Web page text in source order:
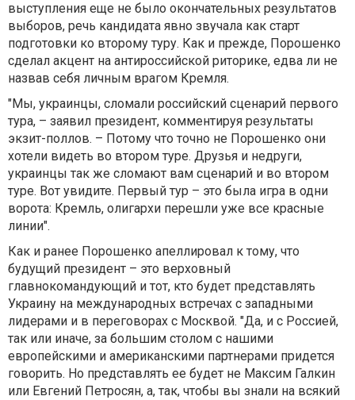
выступления еще не было окончательных результатов
выборов, речь кандидата явно звучала как старт
подготовки ко второму туру. Как и прежде, Порошенко
сделал акцент на антироссийской риторике, едва ли не
назвав себя личным врагом Кремля.
"Мы, украинцы, сломали российский сценарий первого
тура, – заявил президент, комментируя результаты
экзит-поллов. – Потому что точно не Порошенко они
хотели видеть во втором туре. Друзья и недруги,
украинцы так же сломают вам сценарий и во втором
туре. Вот увидите. Первый тур – это была игра в одни
ворота: Кремль, олигархи перешли уже все красные
линии".
Как и ранее Порошенко апеллировал к тому, что
будущий президент – это верховный
главнокомандующий и тот, кто будет представлять
Украину на международных встречах с западными
лидерами и в переговорах с Москвой. "Да, и с Россией,
так или иначе, за большим столом с нашими
европейскими и американскими партнерами придется
говорить. Но представлять ее будет не Максим Галкин
или Евгений Петросян, а, так, чтобы вы знали на всякий